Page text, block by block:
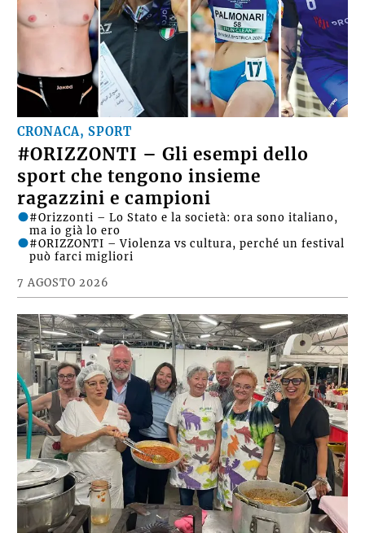
CRONACA, SPORT
#ORIZZONTI – Gli esempi dello
sport che tengono insieme
ragazzini e campioni
7 AGOSTO 2026
#Orizzonti – Lo Stato e la società: ora sono italiano,
ma io già lo ero
#ORIZZONTI – Violenza vs cultura, perché un festival
può farci migliori